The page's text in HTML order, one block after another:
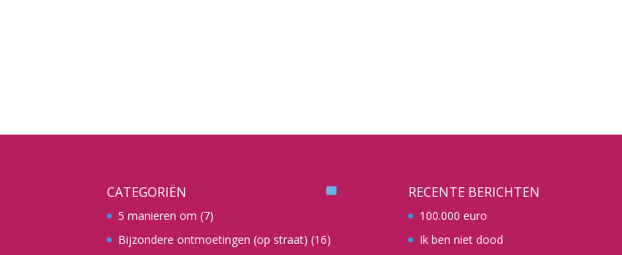
CATEGORIËN
5 manieren om (7)
Bijzondere ontmoetingen (op straat) (16)
RECENTE BERICHTEN
100.000 euro
Ik ben niet dood